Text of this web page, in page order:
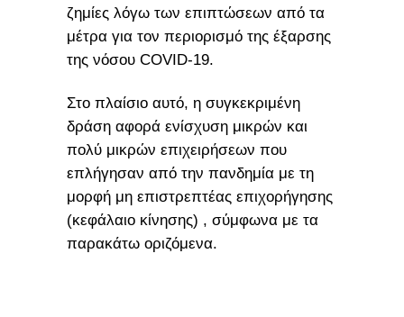
ζημίες λόγω των επιπτώσεων από τα
μέτρα για τον περιορισμό της έξαρσης
της νόσου COVID-19.
Στο πλαίσιο αυτό, η συγκεκριμένη
δράση αφορά ενίσχυση μικρών και
πολύ μικρών επιχειρήσεων που
επλήγησαν από την πανδημία με τη
μορφή μη επιστρεπτέας επιχορήγησης
(κεφάλαιο κίνησης) , σύμφωνα με τα
παρακάτω οριζόμενα.